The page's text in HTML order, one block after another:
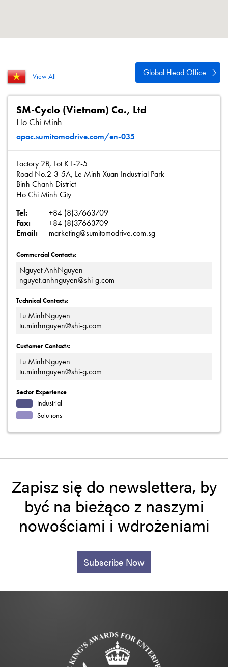
View All Global Head Office
SM-Cyclo (Vietnam) Co., Ltd
Ho Chi Minh
apac.sumitomodrive.com/en-035
Factory 2B, Lot K1-2-5
Road No.2-3-5A, Le Minh Xuan Industrial Park
Binh Chanh District
Ho Chi Minh City
Tel:
+84 (8)37663709
Fax:
+84 (8)37663709
Email:
marketing@sumitomodrive.com.sg
Commercial Contacts:
Nguyet AnhNguyen
nguyet.anhnguyen@shi-g.com
Technical Contacts:
Tu MinhNguyen
tu.minhnguyen@shi-g.com
Customer Contacts:
Tu MinhNguyen
tu.minhnguyen@shi-g.com
Sector Experience
Industrial
Solutions
Zapisz się do newslettera, by
być na bieżąco z naszymi
nowościami i wdrożeniami
Subscribe Now